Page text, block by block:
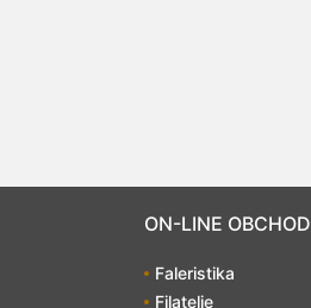
ON-LINE OBCHOD
Faleristika
Filatelie